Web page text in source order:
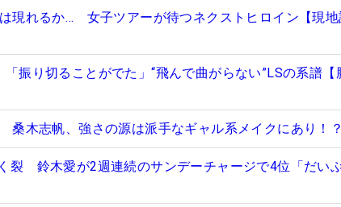
現れるか… 女子ツアーが待つネクストヒロイン【現
振り切ることがでた」“飛んで曲がらない”LSの系譜【
桑木志帆、強さの源は派手なギャル系メイクにあり！
裂 鈴木愛が2週連続のサンデーチャージで4位「だい